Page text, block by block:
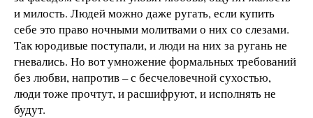
и милость. Людей можно даже ругать, если купить
себе это право ночными молитвами о них со слезами.
Так юродивые поступали, и люди на них за ругань не
гневались. Но вот умножение формальных требований
без любви, напротив – с бесчеловечной сухостью,
люди тоже прочтут, и расшифруют, и исполнять не
будут.